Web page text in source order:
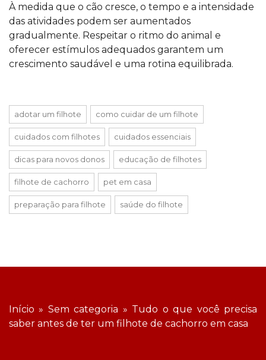
À medida que o cão cresce, o tempo e a intensidade
das atividades podem ser aumentados
gradualmente. Respeitar o ritmo do animal e
oferecer estímulos adequados garantem um
crescimento saudável e uma rotina equilibrada.
adotar um filhote como cuidar de um filhote
cuidados com filhotes cuidados essenciais
dicas para novos donos educação de filhotes
filhote de cachorro pet em casa
preparação para filhote saúde do filhote
Início » Sem categoria » Tudo o que você precisa
saber antes de ter um filhote de cachorro em casa